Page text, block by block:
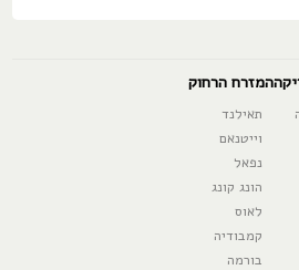
המזרח הרחוק
תאילנד
וייטנאם
נפאל
הונג קונג
לאוס
קמבודיה
בורמה